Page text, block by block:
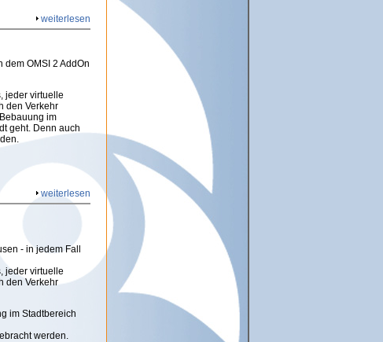
weiterlesen
OMSI 2 AddOn
jeder virtuelle
den Verkehr
im
geht. Denn auch
weiterlesen
- in jedem Fall
jeder virtuelle
den Verkehr
im Stadtbereich
werden.